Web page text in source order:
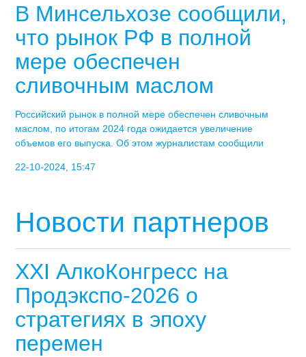
В Минсельхозе сообщили,
что рынок РФ в полной
мере обеспечен
сливочным маслом
Российский рынок в полной мере обеспечен сливочным
маслом, по итогам 2024 года ожидается увеличение
объемов его выпуска. Об этом журналистам сообщили
22-10-2024, 15:47
Новости партнеров
XXI АлкоКонгресс на
Продэкспо-2026 о
стратегиях в эпоху
перемен